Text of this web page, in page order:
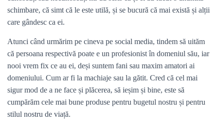
schimbare, că simt că le este utilă, și se bucură că mai există și alții
care gândesc ca ei.
Atunci când urmărim pe cineva pe social media, tindem să uităm
că persoana respectivă poate e un profesionist în domeniul său, iar
nooi vrem fix ce au ei, deși suntem fani sau maxim amatori ai
domeniului. Cum ar fi la machiaje sau la gătit. Cred că cel mai
sigur mod de a ne face și plăcerea, să ieșim și bine, este să
cumpărăm cele mai bune produse pentru bugetul nostru și pentru
stilul nostru de viață.